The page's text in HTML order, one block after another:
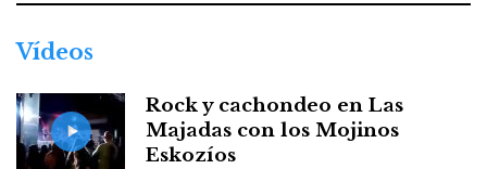
Vídeos
Rock y cachondeo en Las
Majadas con los Mojinos
Eskozíos